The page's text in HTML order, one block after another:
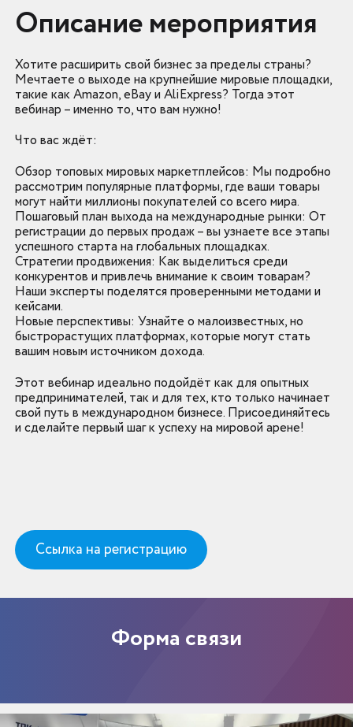
Описание мероприятия
Хотите расширить свой бизнес за пределы страны?
Мечтаете о выходе на крупнейшие мировые площадки,
такие как Amazon, eBay и AliExpress? Тогда этот
вебинар – именно то, что вам нужно!
Что вас ждёт:
Обзор топовых мировых маркетплейсов: Мы подробно
рассмотрим популярные платформы, где ваши товары
могут найти миллионы покупателей со всего мира.
Пошаговый план выхода на международные рынки: От
регистрации до первых продаж – вы узнаете все этапы
успешного старта на глобальных площадках.
Стратегии продвижения: Как выделиться среди
конкурентов и привлечь внимание к своим товарам?
Наши эксперты поделятся проверенными методами и
кейсами.
Новые перспективы: Узнайте о малоизвестных, но
быстрорастущих платформах, которые могут стать
вашим новым источником дохода.
Этот вебинар идеально подойдёт как для опытных
предпринимателей, так и для тех, кто только начинает
свой путь в международном бизнесе. Присоединяйтесь
и сделайте первый шаг к успеху на мировой арене!
Ссылка на регистрацию
Форма связи